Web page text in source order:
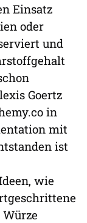
Einsatz
oder
und
Goertz
in
mit
ist
wie